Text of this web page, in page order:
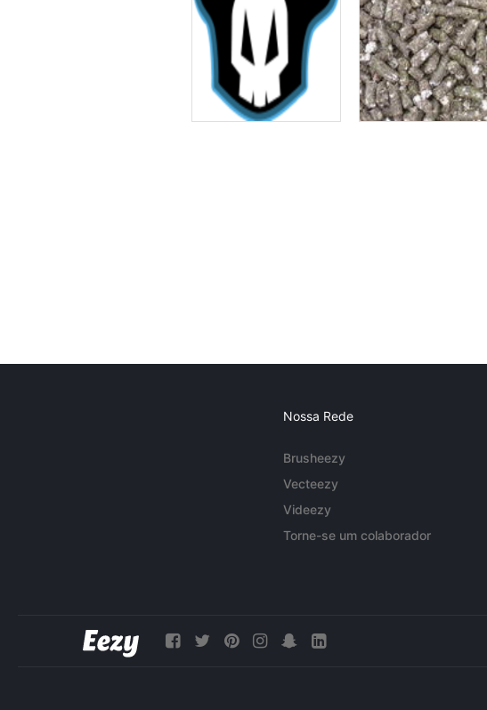
Nossa Rede
Brusheezy
Vecteezy
Videezy
Torne-se um colaborador